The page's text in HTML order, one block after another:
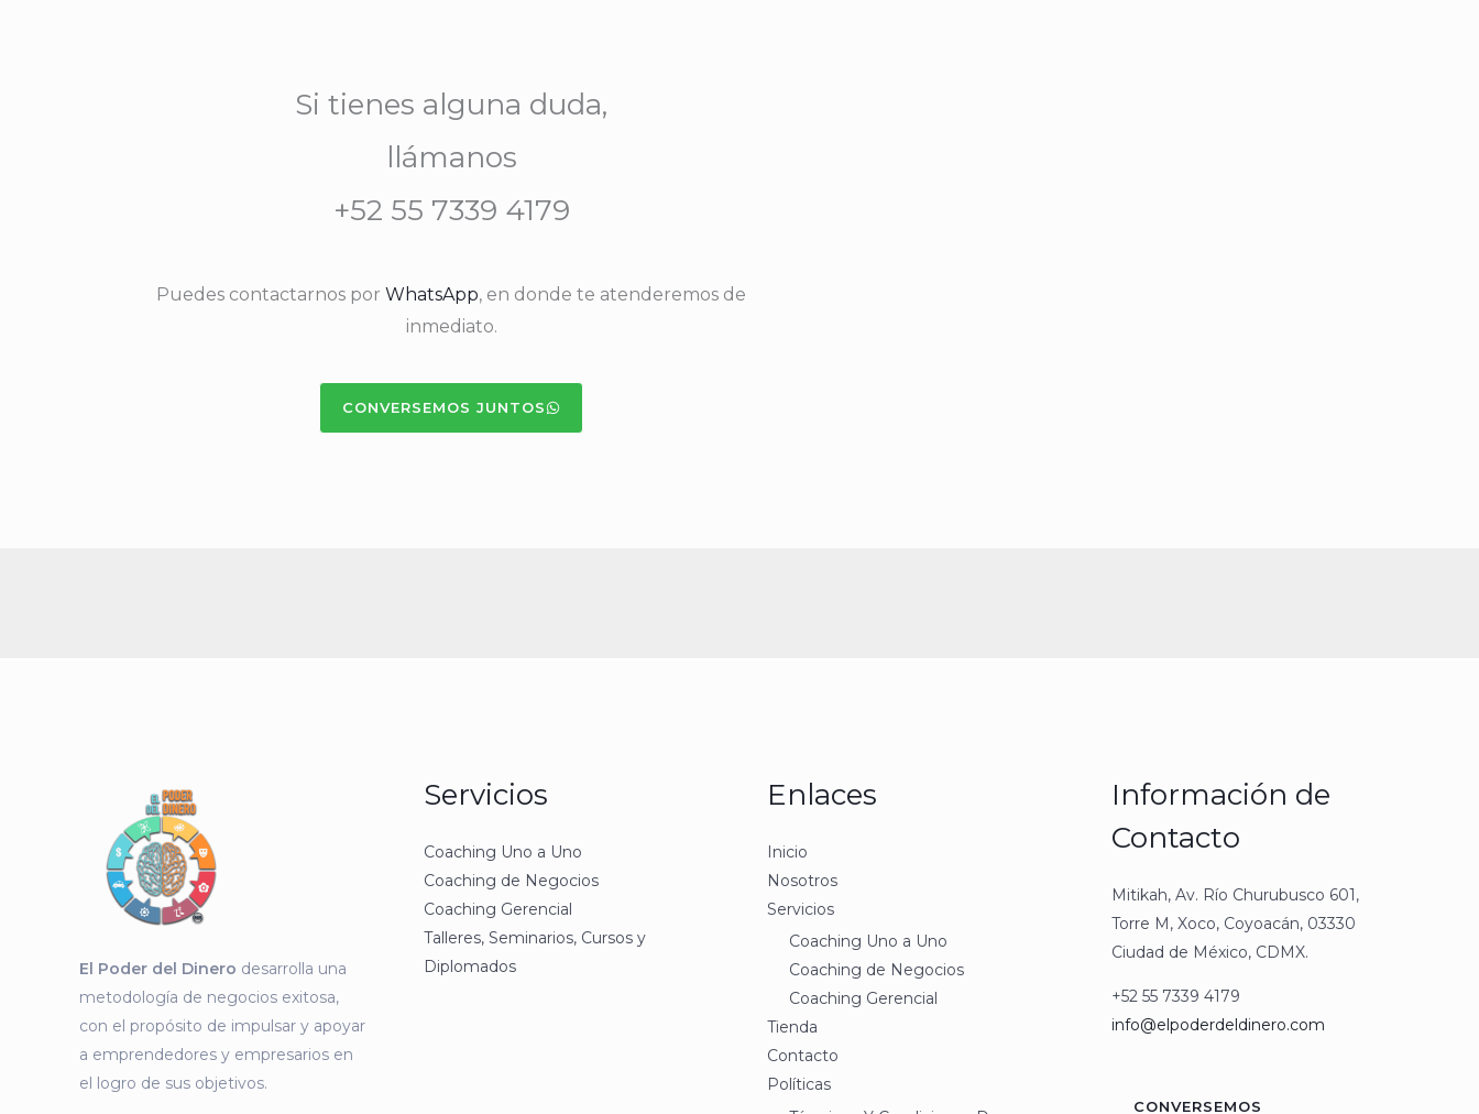
Si tienes alguna duda,
llámanos
+52 55 7339 4179
Puedes contactarnos por WhatsApp, en donde te atenderemos de
inmediato.
CONVERSEMOS JUNTOS
El Poder del Dinero desarrolla una
metodología de negocios exitosa,
con el propósito de impulsar y apoyar
a emprendedores y empresarios en
el logro de sus objetivos.
Servicios
Coaching Uno a Uno
Coaching de Negocios
Coaching Gerencial
Talleres, Seminarios, Cursos y
Diplomados
Enlaces
Inicio
Nosotros
Servicios
Coaching Uno a Uno
Coaching de Negocios
Coaching Gerencial
Tienda
Contacto
Políticas
Información de
Contacto
Mitikah, Av. Río Churubusco 601,
Torre M, Xoco, Coyoacán, 03330
Ciudad de México, CDMX.
+52 55 7339 4179
info@elpoderdeldinero.com
CONVERSEMOS